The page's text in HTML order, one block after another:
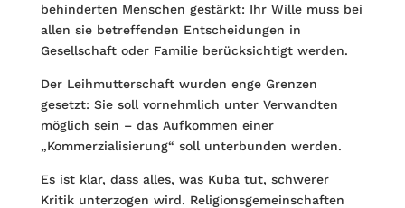
behinderten Menschen gestärkt: Ihr Wille muss bei
allen sie betreffenden Entscheidungen in
Gesellschaft oder Familie berücksichtigt werden.
Der Leihmutterschaft wurden enge Grenzen
gesetzt: Sie soll vornehmlich unter Verwandten
möglich sein – das Aufkommen einer
„Kommerzialisierung“ soll unterbunden werden.
Es ist klar, dass alles, was Kuba tut, schwerer
Kritik unterzogen wird. Religionsgemeinschaften